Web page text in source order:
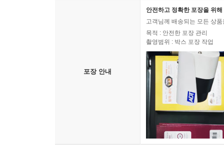
포장 안내
안전하고 정확한 포장을 위
고객님께 배송되는 모든 상
목적 : 안전한 포장 관리
촬영범위 : 박스 포장 작업